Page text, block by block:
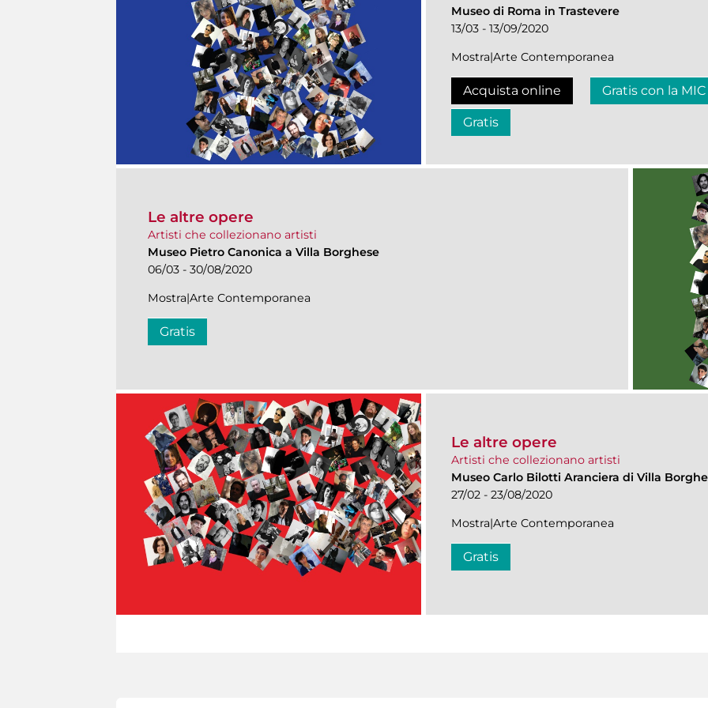
Museo di Roma in Trastevere
13/03 - 13/09/2020
Mostra|Arte Contemporanea
Acquista online Gratis con la
Gratis
Le altre opere
Artisti che collezionano artisti
Museo Pietro Canonica a Villa Borghese
06/03 - 30/08/2020
Mostra|Arte Contemporanea
Gratis
Le altre opere
Artisti che collezionano artisti
Museo Carlo Bilotti Aranciera di Villa
27/02 - 23/08/2020
Mostra|Arte Contemporanea
Gratis